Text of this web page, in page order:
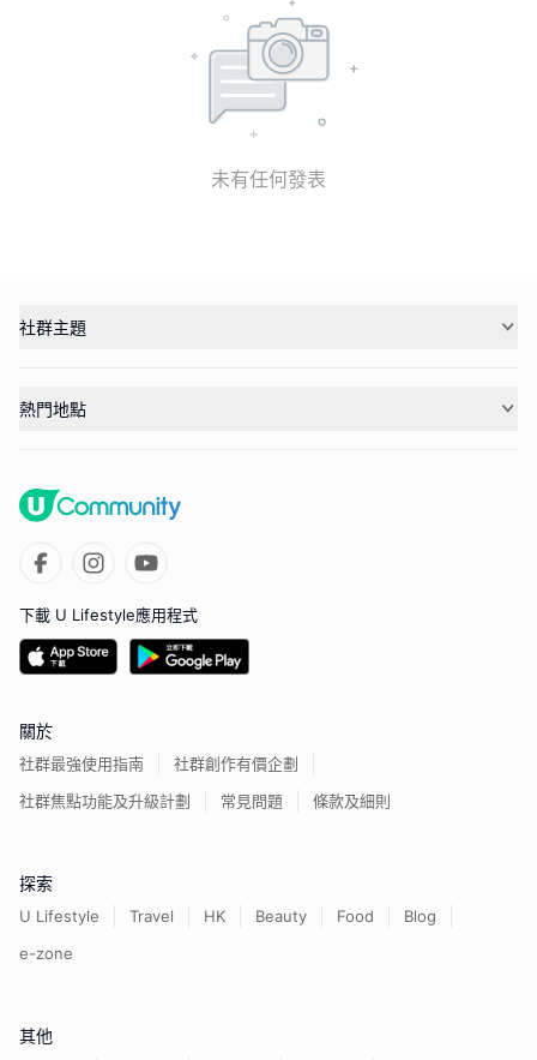
未有任何發表
社群主題
熱門地點
下載 U Lifestyle應用程式
關於
社群最強使用指南
社群創作有價企劃
社群焦點功能及升級計劃
常見問題 條款及細則
探索
U Lifestyle Travel HK Beauty Food
Blog
e-zone
其他